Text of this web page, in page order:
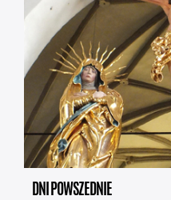
DNI POWSZEDNIE